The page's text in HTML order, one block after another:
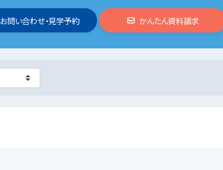
お問い合わせ・見学予約 かんたん資料請求